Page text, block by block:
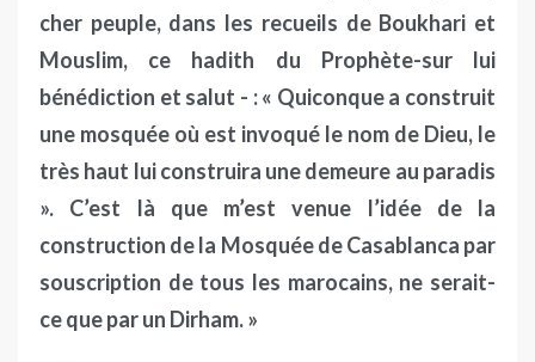
cher peuple, dans les recueils de Boukhari et
Mouslim, ce hadith du Prophète-sur lui
bénédiction et salut - : « Quiconque a construit
une mosquée où est invoqué le nom de Dieu, le
très haut lui construira une demeure au paradis
». C’est là que m’est venue l’idée de la
construction de la Mosquée de Casablanca par
souscription de tous les marocains, ne serait-
ce que par un Dirham. »